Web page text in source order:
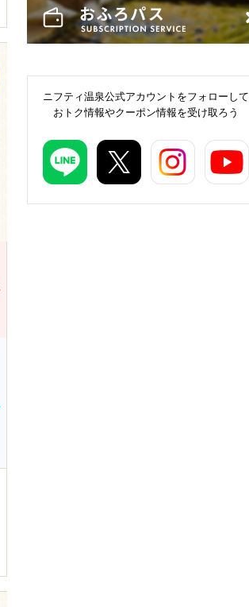
ニフティ温泉公式アカウントをフォローして
おトク情報やクーポン情報を受け取ろう